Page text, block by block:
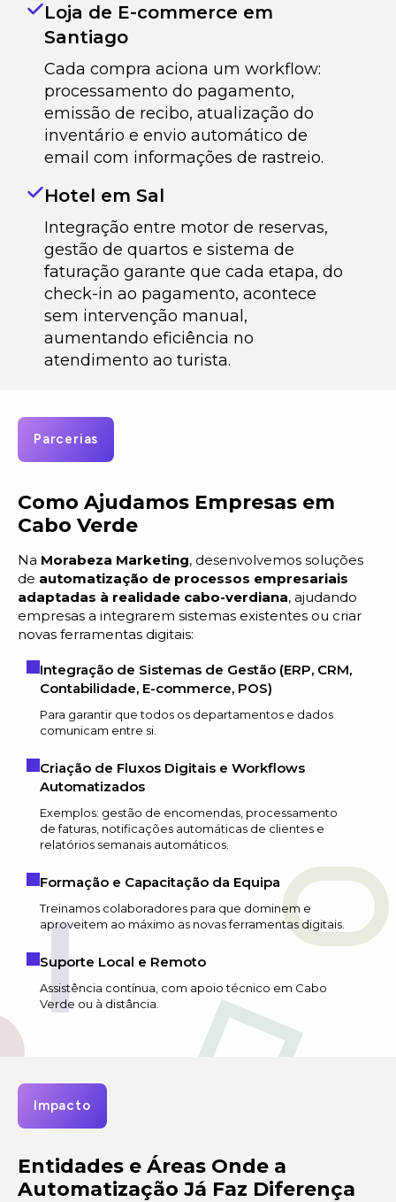
Loja de E-commerce em
Santiago
Cada compra aciona um workflow:
processamento do pagamento,
emissão de recibo, atualização do
inventário e envio automático de
email com informações de rastreio.
Hotel em Sal
Integração entre motor de reservas,
gestão de quartos e sistema de
faturação garante que cada etapa, do
check-in ao pagamento, acontece
sem intervenção manual,
aumentando eficiência no
atendimento ao turista.
Parcerias
Como Ajudamos Empresas em
Cabo Verde
Na Morabeza Marketing, desenvolvemos soluções
de automatização de processos empresariais
adaptadas à realidade cabo-verdiana, ajudando
empresas a integrarem sistemas existentes ou criar
novas ferramentas digitais:
Integração de Sistemas de Gestão (ERP, CRM,
Contabilidade, E-commerce, POS)
Para garantir que todos os departamentos e dados
comunicam entre si.
Criação de Fluxos Digitais e Workflows
Automatizados
Exemplos: gestão de encomendas, processamento
de faturas, notificações automáticas de clientes e
relatórios semanais automáticos.
Formação e Capacitação da Equipa
Treinamos colaboradores para que dominem e
aproveitem ao máximo as novas ferramentas digitais.
Suporte Local e Remoto
Assistência contínua, com apoio técnico em Cabo
Verde ou à distância.
Impacto
Entidades e Áreas Onde a
Automatização Já Faz Diferença